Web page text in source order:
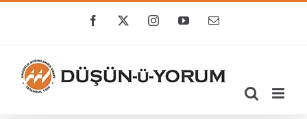
Facebook
X InstagramYouTube
E-